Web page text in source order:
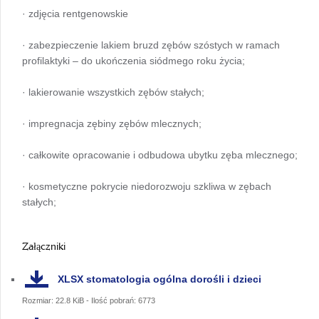
· zdjęcia rentgenowskie
· zabezpieczenie lakiem bruzd zębów szóstych w ramach
profilaktyki – do ukończenia siódmego roku życia;
· lakierowanie wszystkich zębów stałych;
· impregnacja zębiny zębów mlecznych;
· całkowite opracowanie i odbudowa ubytku zęba mlecznego;
· kosmetyczne pokrycie niedorozwoju szkliwa w zębach
stałych;
Załączniki
XLSX stomatologia ogólna dorośli i dzieci
Rozmiar: 22.8 KiB - Ilość pobrań: 6773